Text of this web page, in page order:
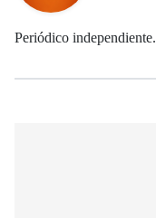
Periódico independiente.